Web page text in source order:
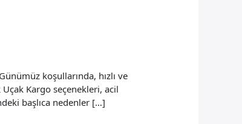
koşullarında, hızlı ve
Kargo seçenekleri, acil
başlıca nedenler […]